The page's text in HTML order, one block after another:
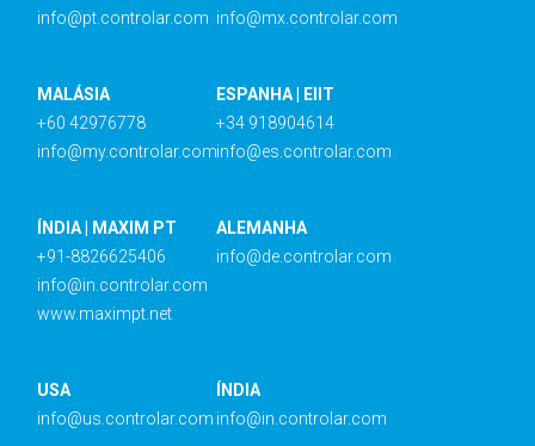
info@pt.controlar.com info@mx.controlar.com
MALÁSIA
+60 42976778
info@my.controlar.com
ESPANHA | EIIT
+34 918904614
info@es.controlar.com
ÍNDIA | MAXIM PT
+91-8826625406
info@in.controlar.com
www.maximpt.net
ALEMANHA
info@de.controlar.com
USA
info@us.controlar.com
ÍNDIA
info@in.controlar.com